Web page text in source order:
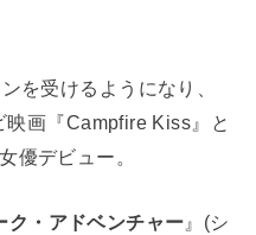
を受けるようになり、
画『Campfire Kiss』と
優デビュー。
ク・アドベンチャー 』(シ